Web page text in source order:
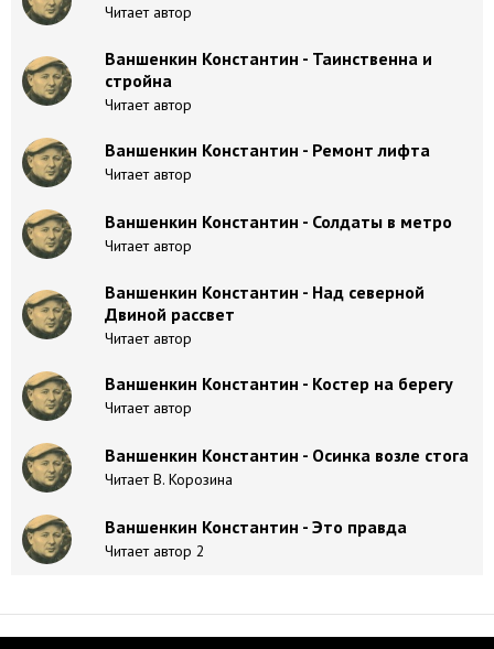
Читает автор
Ваншенкин Константин - Таинственна и
стройна
Читает автор
Ваншенкин Константин - Ремонт лифта
Читает автор
Ваншенкин Константин - Солдаты в метро
Читает автор
Ваншенкин Константин - Над северной
Двиной рассвет
Читает автор
Ваншенкин Константин - Костер на берегу
Читает автор
Ваншенкин Константин - Осинка возле стога
Читает В. Корозина
Ваншенкин Константин - Это правда
Читает автор 2